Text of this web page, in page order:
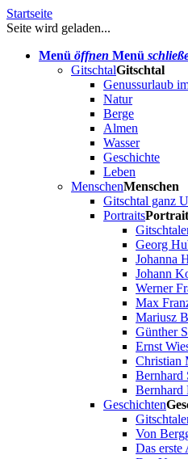
Startseite
Seite wird geladen...
Menü öffnen Menü
GitschtalGitschtal
Genussurlaub
Natur
Berge
Almen
Wasser
Geschichte
Leben
MenschenMenschen
Gitschtal ganz
Portraits
Georg
Johanna
Johann
Werner
Max
Mariusz
Günther
Ernst
Christian
Bernhard
Bernhard
Geschichten
Von
Das erste